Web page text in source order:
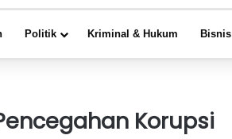
Politik Kriminal & Hukum Bisnis
Korupsi